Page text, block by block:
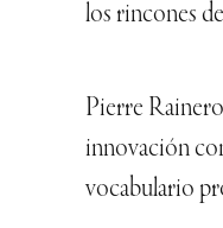
los rincones
Pierre
innovación
vocabulario